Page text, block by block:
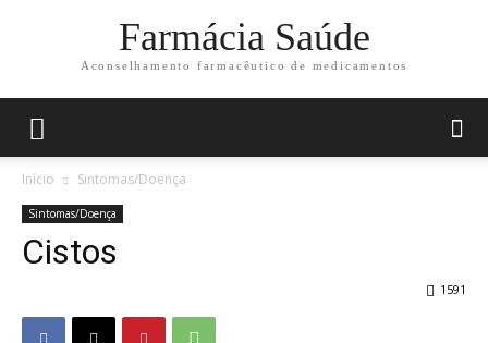
Farmácia Saúde
Aconselhamento farmacêutico de medicamentos
Início Sintomas/Doença
Sintomas/Doença
Cistos
1591